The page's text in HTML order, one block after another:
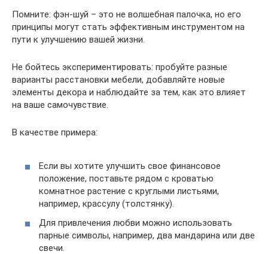
Помните: фэн-шуй – это не волшебная палочка, но его
принципы могут стать эффективным инструментом на
пути к улучшению вашей жизни.
Не бойтесь экспериментировать: пробуйте разные
варианты расстановки мебели, добавляйте новые
элементы декора и наблюдайте за тем, как это влияет
на ваше самочувствие.
В качестве примера:
Если вы хотите улучшить свое финансовое
положение, поставьте рядом с кроватью
комнатное растение с круглыми листьями,
например, крассулу (толстянку).
Для привлечения любви можно использовать
парные символы, например, два мандарина или две
свечи.